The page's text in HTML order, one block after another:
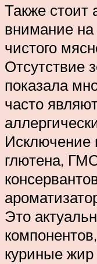
Также стоит
внимание
чистого
Отсутствие
показала
часто
Исключение
глютена,
Это
куриные